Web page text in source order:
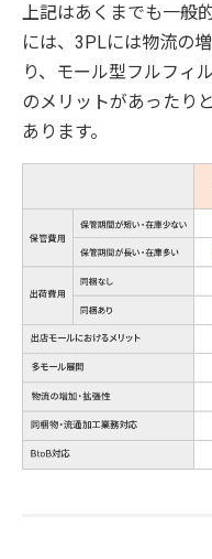
上記はあくまでも一般
には、3PLには物流の
り、モール型フルフィ
のメリットがあったり
あります。